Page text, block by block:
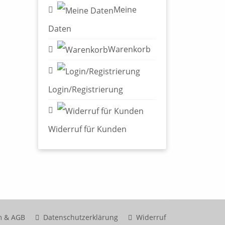
Meine
Daten
Warenkorb
Login/Registrierung
Widerruf für Kunden
& AGB Datenschutzerklärung Widerruf